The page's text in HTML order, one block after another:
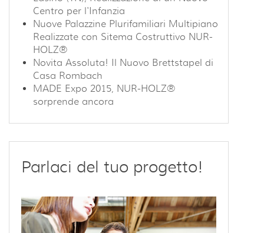
Centro per l'Infanzia
Nuove Palazzine Plurifamiliari Multipiano
Realizzate con Sitema Costruttivo NUR-
HOLZ®
Novita Assoluta! Il Nuovo Brettstapel di
Casa Rombach
MADE Expo 2015, NUR-HOLZ®
sorprende ancora
Parlaci del tuo progetto!